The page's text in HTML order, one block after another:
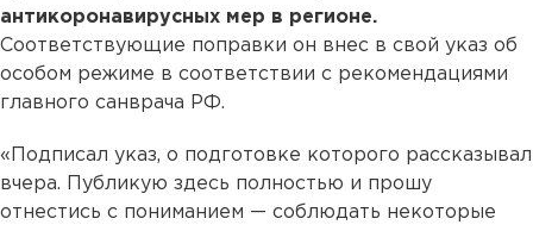
антикоронавирусных мер в регионе.
Соответствующие поправки он внес в свой указ об
особом режиме в соответствии с рекомендациями
главного санврача РФ.
«Подписал указ, о подготовке которого рассказывал
вчера. Публикую здесь полностью и прошу
отнестись с пониманием — соблюдать некоторые